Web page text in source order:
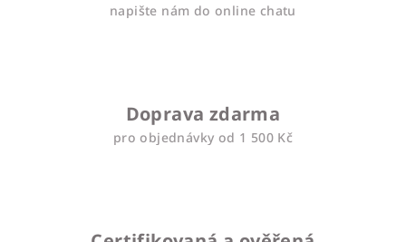
napište nám do online chatu
Doprava zdarma
pro objednávky od 1 500 Kč